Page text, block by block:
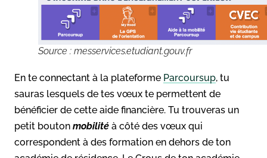
Source : messervices.etudiant.gouv.fr
En te connectant à la plateforme Parcoursup, tu
sauras lesquels de tes vœux te permettent de
bénéficier de cette aide financière. Tu trouveras un
petit bouton mobilité à côté des vœux qui
correspondent à des formation en dehors de ton